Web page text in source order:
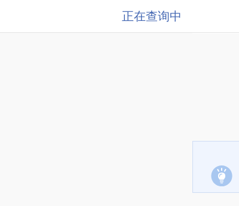
正在查询中